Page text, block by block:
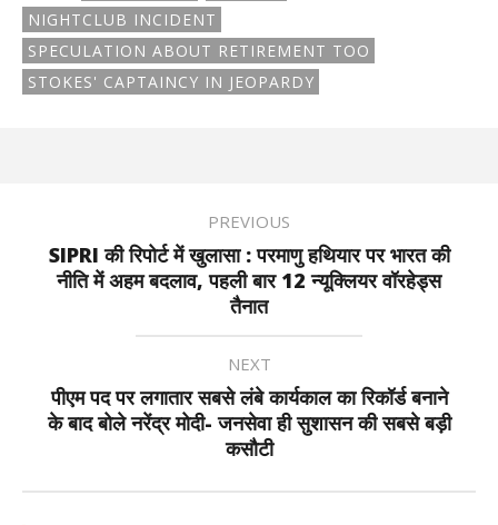
NIGHTCLUB INCIDENT
SPECULATION ABOUT RETIREMENT TOO
STOKES' CAPTAINCY IN JEOPARDY
PREVIOUS
SIPRI की रिपोर्ट में खुलासा : परमाणु हथियार पर भारत की
नीति में अहम बदलाव, पहली बार 12 न्यूक्लियर वॉरहेड्स
तैनात
NEXT
पीएम पद पर लगातार सबसे लंबे कार्यकाल का रिकॉर्ड बनाने
के बाद बोले नरेंद्र मोदी- जनसेवा ही सुशासन की सबसे बड़ी
कसौटी